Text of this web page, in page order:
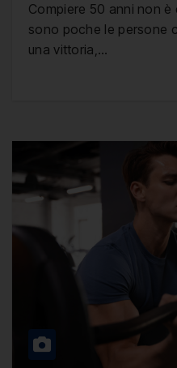
aiuta a
mente-muscolo
Compiere 50 anni non
sono poche le persone
una vittoria,…